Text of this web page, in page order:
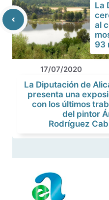
La
al
93
17/07/2020
La Diputación de
presenta una
con los últimos
del pintor
Rodríguez